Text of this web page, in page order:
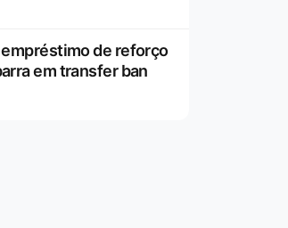
de reforço
em transfer ban